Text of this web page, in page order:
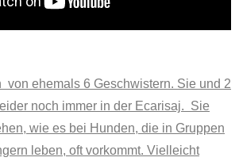
von ehemals 6 Geschwistern. Sie und 2
noch immer in der Ecarisaj. Sie
wie es bei Hunden, die in Gruppen
leben, oft vorkommt. Vielleicht